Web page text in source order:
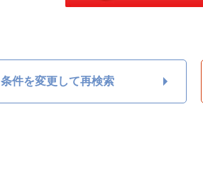
条件を変更して再検索